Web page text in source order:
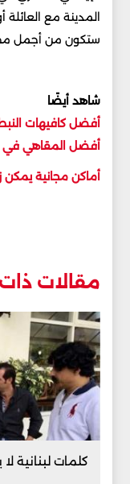
المدينة مع العائلة
ستكون من أجمل
شاهد أيضًا
أفضل كافيهات
أفضل المقاهي في
أماكن مجانية يمكن
مقالات
كلمات لبنانية